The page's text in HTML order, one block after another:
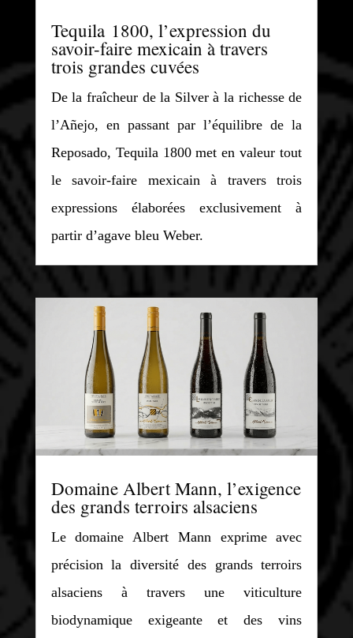
Tequila 1800, l’expression du
savoir-faire mexicain à travers
trois grandes cuvées
De la fraîcheur de la Silver à la richesse de
l’Añejo, en passant par l’équilibre de la
Reposado, Tequila 1800 met en valeur tout
le savoir-faire mexicain à travers trois
expressions élaborées exclusivement à
partir d’agave bleu Weber.
Domaine Albert Mann, l’exigence
des grands terroirs alsaciens
Le domaine Albert Mann exprime avec
précision la diversité des grands terroirs
alsaciens à travers une viticulture
biodynamique exigeante et des vins